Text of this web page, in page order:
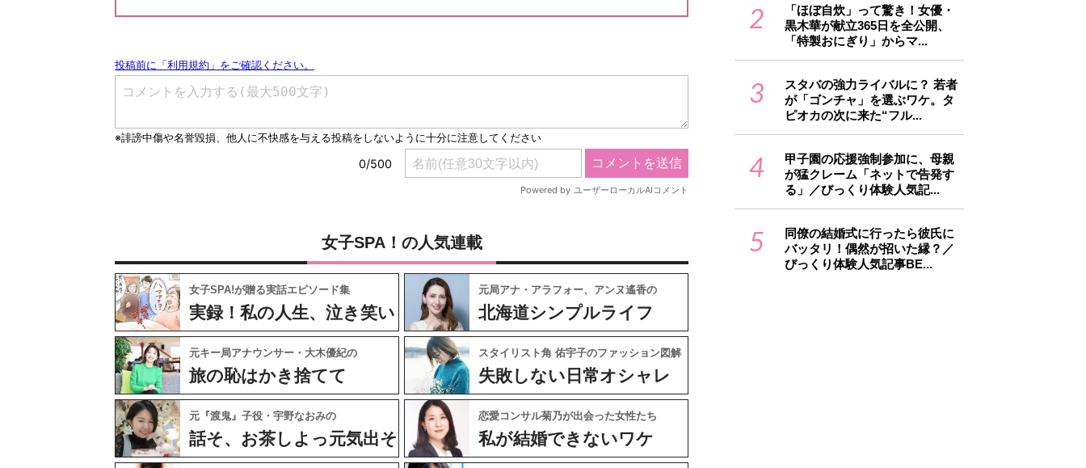
女子SPA！の人気連載
女子SPA!が贈る実話エピソード集
実録！私の人生、泣き笑い
元局アナ・アラフォー、アンヌ遙香の
北海道シンプルライフ
元キー局アナウンサー・大木優紀の
旅の恥はかき捨てて
スタイリスト角 佑宇子のファッション図解
失敗しない日常オシャレ
元『渡鬼』子役・宇野なおみの
話そ、お茶しよっ元気出そ
恋愛コンサル菊乃が出会った女性たち
私が結婚できないワケ
2
「ほぼ自炊」って驚き！女優・
黒木華が献立365日を全公開、
「特製おにぎり」からマ...
3
スタバの強力ライバルに？ 若者
が「ゴンチャ」を選ぶワケ。タ
ピオカの次に来た“フル...
4
甲子園の応援強制参加に、母親
が猛クレーム「ネットで告発す
る」／びっくり体験人気記...
5
同僚の結婚式に行ったら彼氏に
バッタリ！偶然が招いた縁？／
びっくり体験人気記事BE...